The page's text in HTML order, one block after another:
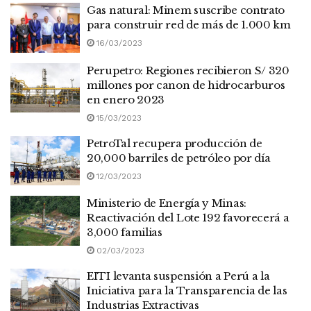
Gas natural: Minem suscribe contrato
para construir red de más de 1.000 km
16/03/2023
Perupetro: Regiones recibieron S/ 320
millones por canon de hidrocarburos
en enero 2023
15/03/2023
PetroTal recupera producción de
20,000 barriles de petróleo por día
12/03/2023
Ministerio de Energía y Minas:
Reactivación del Lote 192 favorecerá a
3,000 familias
02/03/2023
EITI levanta suspensión a Perú a la
Iniciativa para la Transparencia de las
Industrias Extractivas